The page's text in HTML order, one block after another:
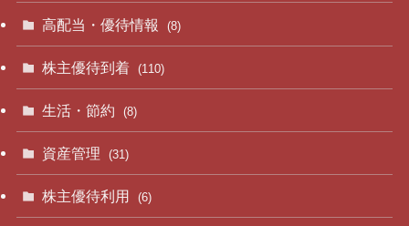
高配当・優待情報 (8)
株主優待到着 (110)
生活・節約 (8)
資産管理 (31)
株主優待利用 (6)